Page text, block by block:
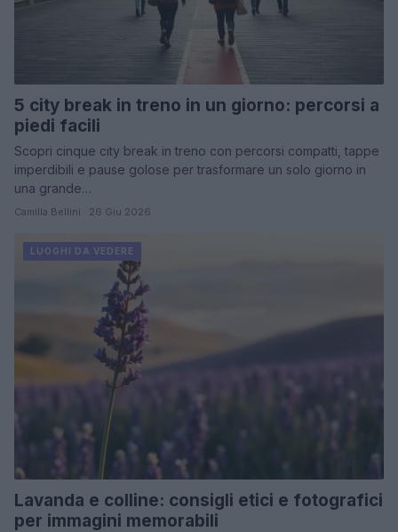
5 city break in treno in un giorno: percorsi a
piedi facili
Scopri cinque city break in treno con percorsi compatti, tappe
imperdibili e pause golose per trasformare un solo giorno in
una grande…
Camilla Bellini · 26 Giu 2026
LUOGHI DA VEDERE
Lavanda e colline: consigli etici e fotografici
per immagini memorabili